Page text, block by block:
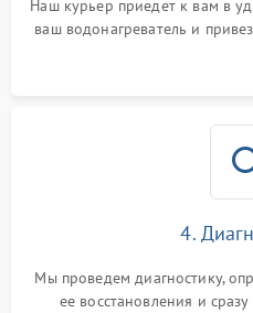
Наш курьер приедет к вам в
ваш водонагреватель и
4.
Мы проведем диагностику,
ее восстановления и